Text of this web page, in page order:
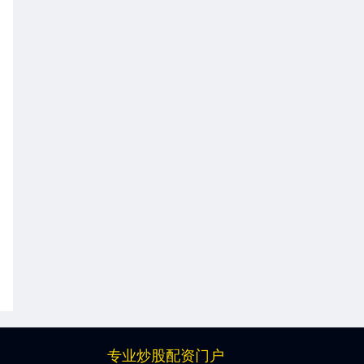
专业炒股配资门户